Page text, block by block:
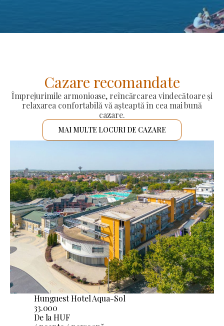
Cazare recomandate
Împrejurimile armonioase, reîncărcarea vindecătoare și
relaxarea confortabilă vă așteaptă în cea mai bună
cazare.
MAI MULTE LOCURI DE CAZARE
Hunguest Hotel Aqua-Sol
33.000
De la HUF